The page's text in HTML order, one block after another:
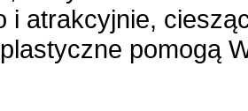
i atrakcyjnie,
pomogą